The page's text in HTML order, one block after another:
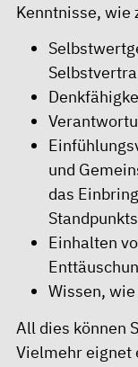
Kenntnisse, wie
und
das
Einhalten
Wissen,
All dies können
Vielmehr eignet